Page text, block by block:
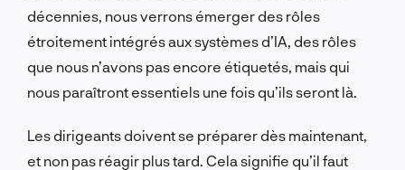
décennies, nous verrons émerger des rôles
étroitement intégrés aux systèmes d’IA, des rôles
que nous n’avons pas encore étiquetés, mais qui
nous paraîtront essentiels une fois qu’ils seront là.
Les dirigeants doivent se préparer dès maintenant,
et non pas réagir plus tard. Cela signifie qu’il faut